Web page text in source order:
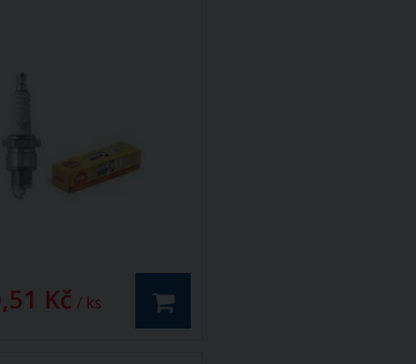
Kč / ks